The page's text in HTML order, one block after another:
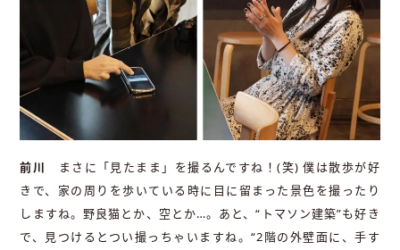
前川
まさに「見たまま」を撮るんですね！(笑) 僕は散歩が好
きで、家の周りを歩いている時に目に留まった景色を撮ったり
しますね。野良猫とか、空とか…。あと、“トマソン建築”も好き
で、見つけるとつい撮っちゃいますね。“2階の外壁面に、手す